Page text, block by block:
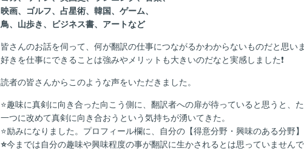
映画、
ゴルフ、 占星術、 韓国、 ゲーム、
鳥、 山歩き、 ビジネス書、 アートなど
皆さんのお話を伺って、何が翻訳の仕事につながるかわからないものだと思い
好きを仕事にできることは強みやメリットも大きいのだなと実感しました❗
読者の皆さんからこのような声をいただきました。
⭐趣味に真剣に向き合った向こう側に、翻訳者への扉が待っていると思うと、
一つに改めて真剣に向き合おうという気持ちが湧いてきた。
⭐励みになりました。プロフィール欄に、自分の【得意分野・興味のある分野
⭐今までは自分の趣味や興味程度の事が翻訳に生かされるとは思っていません